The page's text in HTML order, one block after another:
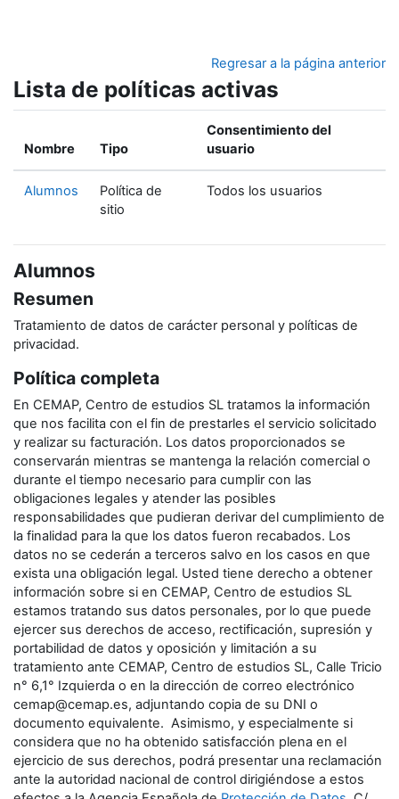
Regresar a la página anterior
Lista de políticas activas
Nombre Tipo
Consentimiento del
usuario
Alumnos
Política de
sitio
Todos los usuarios
Alumnos
Resumen
Tratamiento de datos de carácter personal y políticas de
privacidad.
Política completa
En CEMAP, Centro de estudios SL tratamos la información
que nos facilita con el fin de prestarles el servicio solicitado
y realizar su facturación. Los datos proporcionados se
conservarán mientras se mantenga la relación comercial o
durante el tiempo necesario para cumplir con las
obligaciones legales y atender las posibles
responsabilidades que pudieran derivar del cumplimiento de
la finalidad para la que los datos fueron recabados. Los
datos no se cederán a terceros salvo en los casos en que
exista una obligación legal. Usted tiene derecho a obtener
información sobre si en CEMAP, Centro de estudios SL
estamos tratando sus datos personales, por lo que puede
ejercer sus derechos de acceso, rectificación, supresión y
portabilidad de datos y oposición y limitación a su
tratamiento ante CEMAP, Centro de estudios SL, Calle Tricio
n° 6,1° Izquierda o en la dirección de correo electrónico
cemap@cemap.es, adjuntando copia de su DNI o
documento equivalente. Asimismo, y especialmente si
considera que no ha obtenido satisfacción plena en el
ejercicio de sus derechos, podrá presentar una reclamación
ante la autoridad nacional de control dirigiéndose a estos